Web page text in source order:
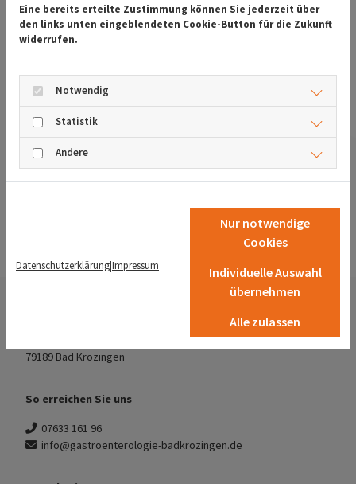
Darmkrebs / Polypen
Divertikulitis
Magengeschwüre
Refluxerkrankung
Verstopfung und Durchfall
79189 Bad Krozingen
So erreichen Sie uns
07633 161 96
info@gastroenterologie-badkrozingen.de
Eine bereits erteilte Zustimmung können Sie jederzeit über
den links unten eingeblendeten Cookie-Button für die Zukunft
widerrufen.
Notwendig
Statistik
Andere
Datenschutzerklärung|Impressum
Nur notwendige
Cookies
Individuelle Auswahl
übernehmen
Alle zulassen